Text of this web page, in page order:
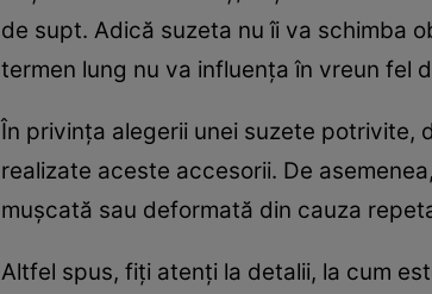
de supt. Adică suzeta nu îi va schimba
termen lung nu va influența în vreun fel
În privința alegerii unei suzete potrivite,
realizate aceste accesorii. De
mușcată sau deformată din cauza
Altfel spus, fiți atenți la detalii, la cum